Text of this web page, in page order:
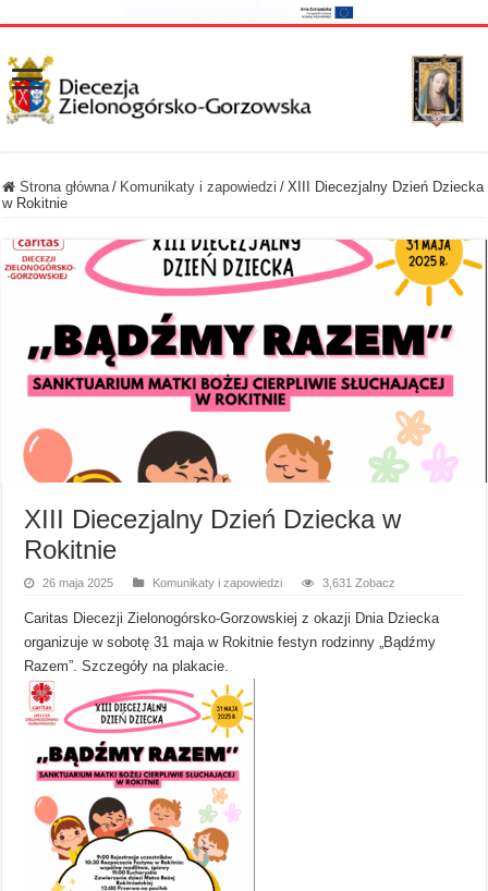
Strona główna / Komunikaty i zapowiedzi / XIII Diecezjalny Dzień Dziecka
w Rokitnie
XIII Diecezjalny Dzień Dziecka w
Rokitnie
26 maja 2025 Komunikaty i zapowiedzi 3,631 Zobacz
Caritas Diecezji Zielonogórsko-Gorzowskiej z okazji Dnia Dziecka
organizuje w sobotę 31 maja w Rokitnie festyn rodzinny „Bądźmy
Razem”. Szczegóły na plakacie.